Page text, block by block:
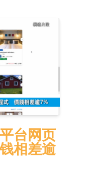
子及机械产业
依法依规实施
3-5家具有较
民爆企业集团
产制造基地生
户交付
垫 CCMAX、
实现量产销售
将主要采用季
块下挫，北汽
台网页
相差逾